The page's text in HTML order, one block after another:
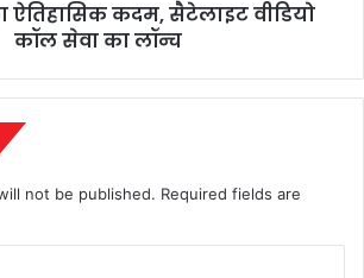
ऐतिहासिक कदम, सैटेलाइट वीडियो
कॉल सेवा का लॉन्च
not be published. Required fields are